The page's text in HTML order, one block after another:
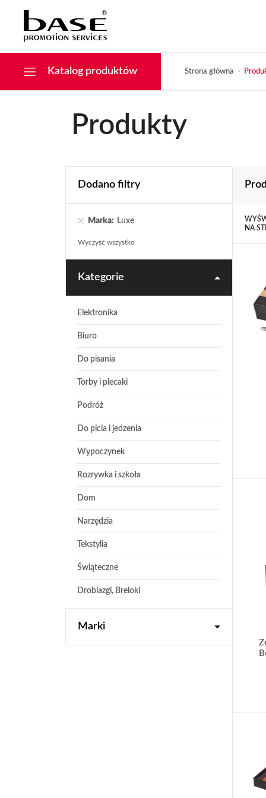
KONTAKT
Katalog produktów
Tekstylia
Drobiazgi, Breloki Strona główna
Produkty
Dodano filtry
Marka: Luxe
Wyczyść wszystko
Kategorie
Elektronika
Biuro
Do pisania
Torby i plecaki
Podróż
Do picia i jedzenia
Wypoczynek
Rozrywka i szkoła
Dom
Narzędzia
Tekstylia
Świąteczne
Drobiazgi, Breloki
Marki
NA